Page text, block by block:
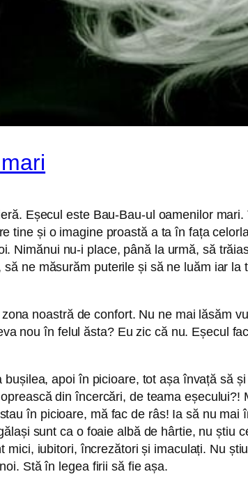
Eșecul este Bau-Bau-ul oamenilor
tine și o imagine proastă a ta în fața
Nimănui nu-i place, până la urmă, să
ne măsurăm puterile și să ne luăm iar
noastră de confort. Nu ne mai lăsăm
nou în felul ăsta? Eu zic că nu. Eșecul
apoi în picioare, tot așa învață să
din încercări, de teama
în picioare, mă fac de râs! Ia să nu
sunt ca o foaie albă de hârtie, nu știu
iubitori, încrezători și imaculați. Nu
Stă în legea firii să fie așa.